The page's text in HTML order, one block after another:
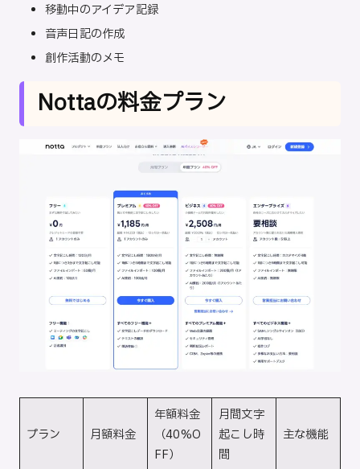
移動中のアイデア記録
音声日記の作成
創作活動のメモ
Nottaの料金プラン
プラン 月額料金
年額料金
（40%O
FF）
月間文字
起こし時
間
主な機能